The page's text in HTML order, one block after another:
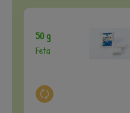
50 g
Feta
Auswahl ändern